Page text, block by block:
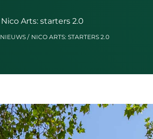
Nico Arts: starters 2.0
NIEUWS NICO ARTS: STARTERS 2.0